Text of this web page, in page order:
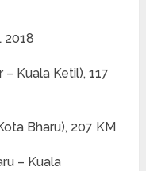
2018
Kuala Ketil), 117
Bharu), 207 KM
– Kuala